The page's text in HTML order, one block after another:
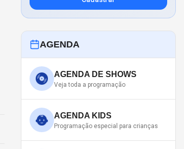
AGENDA
AGENDA DE SHOWS
Veja toda a programação
AGENDA KIDS
Programação especial para crianças